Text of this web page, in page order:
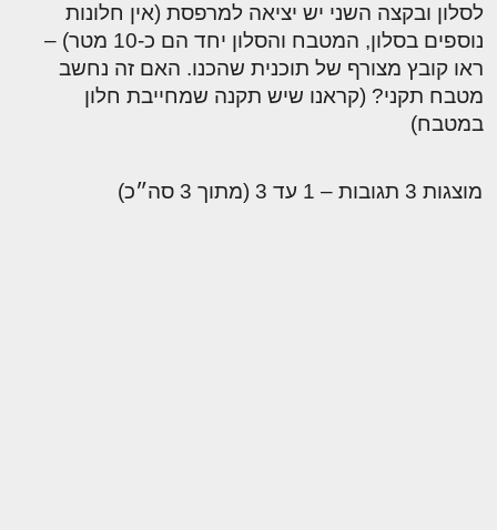
לסלון ובקצה השני יש יציאה למרפסת (אין חלונות
נוספים בסלון, המטבח והסלון יחד הם כ-10 מטר) –
ראו קובץ מצורף של תוכנית שהכנו. האם זה נחשב
מטבח תקני? (קראנו שיש תקנה שמחייבת חלון
במטבח)
מוצגות 3 תגובות – 1 עד 3 (מתוך 3 סה״כ)